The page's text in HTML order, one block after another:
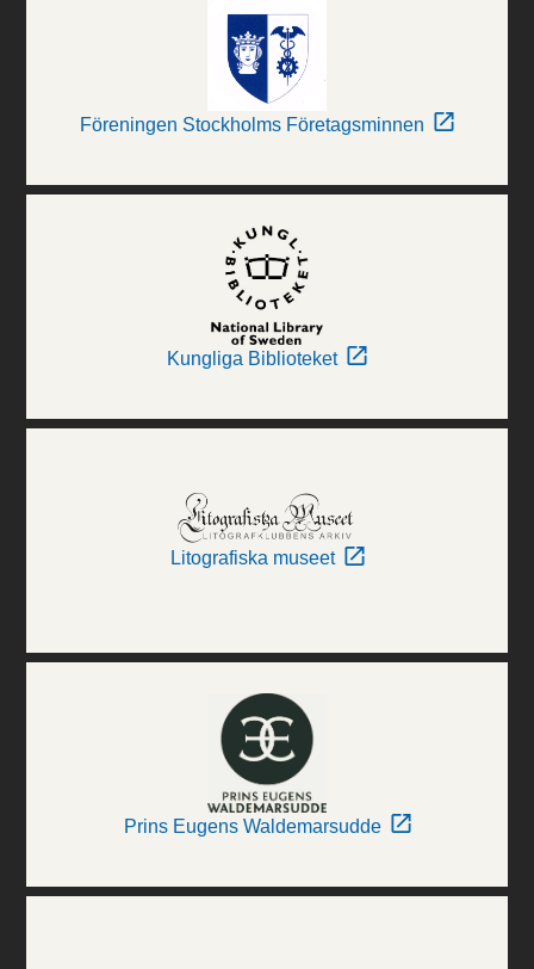
Föreningen Stockholms Företagsminnen
Kungliga Biblioteket
Litografiska museet
Prins Eugens Waldemarsudde